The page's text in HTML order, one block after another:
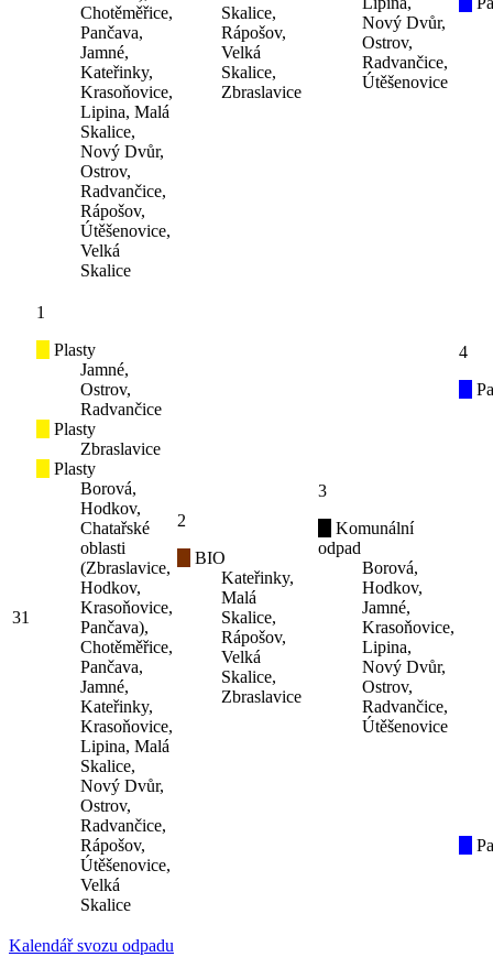
Chotěměřice,
Pančava,
Jamné,
Kateřinky,
Krasoňovice,
Lipina, Malá
Skalice,
Nový Dvůr,
Ostrov,
Radvančice,
Rápošov,
Útěšenovice,
Velká
Skalice
Skalice,
Rápošov,
Velká
Skalice,
Zbraslavice
Nový Dvůr,
Ostrov,
Radvančice,
Útěšenovice
31
1
Plasty
Jamné,
Ostrov,
Radvančice
Plasty
Zbraslavice
Plasty
Borová,
Hodkov,
Chatařské
oblasti
(Zbraslavice,
Hodkov,
Krasoňovice,
Pančava),
Chotěměřice,
Pančava,
Jamné,
Kateřinky,
Krasoňovice,
Lipina, Malá
Skalice,
Nový Dvůr,
Ostrov,
Radvančice,
Rápošov,
Útěšenovice,
Velká
Skalice
2
BIO
Kateřinky,
Malá
Skalice,
Rápošov,
Velká
Skalice,
Zbraslavice
3
Komunální
odpad
Borová,
Hodkov,
Jamné,
Krasoňovice,
Lipina,
Nový Dvůr,
Ostrov,
Radvančice,
Útěšenovice
4
Kalendář svozu odpadu